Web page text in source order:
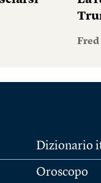
Fred
Dizionario
Oroscopo